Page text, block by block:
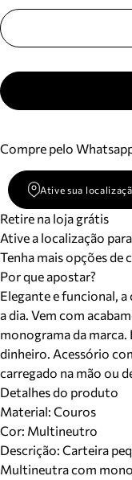
Compre pelo
Ative sua
Retire na loja grátis
Ative a localização
Tenha mais opções de
Por que apostar?
Elegante e funcional,
a dia. Vem com
monograma da marca.
dinheiro. Acessório
carregado na mão ou
Detalhes do produto
Material: Couros
Cor: Multineutro
Descrição: Carteira
Multineutra com